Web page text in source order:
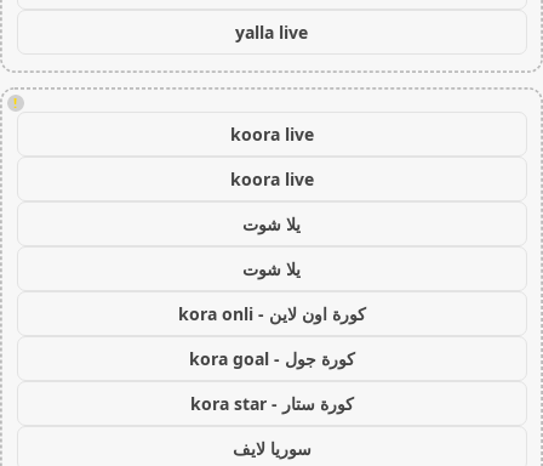
yalla live
!
koora live
koora live
يلا شوت
يلا شوت
كورة اون لاين - kora onli
كورة جول - kora goal
كورة ستار - kora star
سوريا لايف